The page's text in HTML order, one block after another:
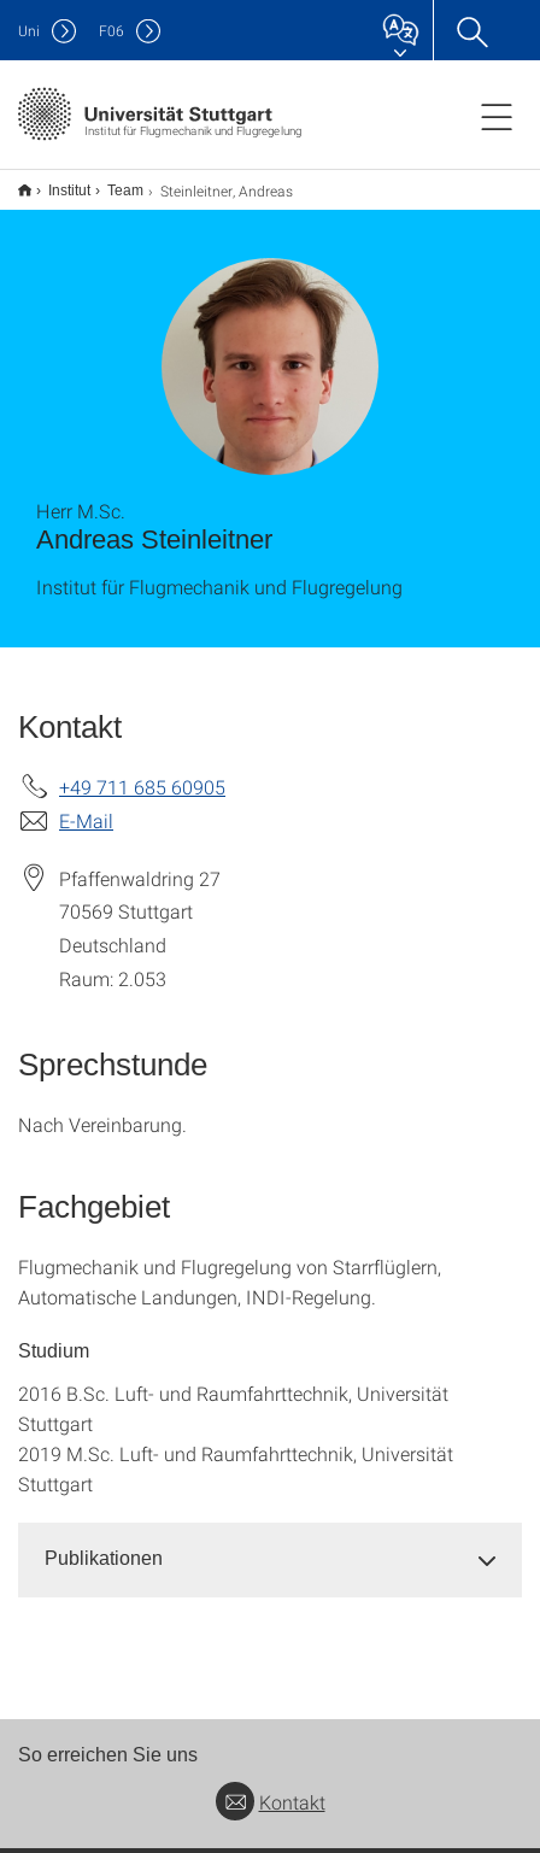
Institut für Flugmechanik und Flugregelung
Uni F06
Institut Team Steinleitner, Andreas
Andreas Steinleitner
Herr M.Sc.
Institut für Flugmechanik und Flugregelung
Kontakt
+49 711 685 60905
E-Mail
Pfaffenwaldring 27
70569 Stuttgart
Deutschland
Raum: 2.053
Sprechstunde
Nach Vereinbarung.
Fachgebiet
Flugmechanik und Flugregelung von Starrflüglern,
Automatische Landungen, INDI-Regelung.
Studium
2016 B.Sc. Luft- und Raumfahrttechnik, Universität
Stuttgart
2019 M.Sc. Luft- und Raumfahrttechnik, Universität
Stuttgart
Publikationen
So erreichen Sie uns
Kontakt